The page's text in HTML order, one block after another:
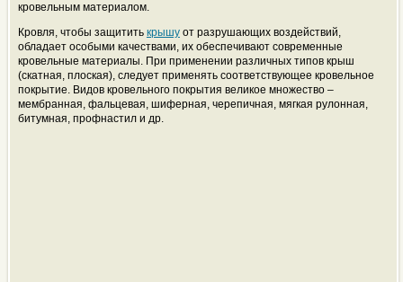
кровельным материалом.
Кровля, чтобы защитить крышуот разрушающих воздействий,
обладает особыми качествами, их обеспечивают современные
кровельные материалы. При применении различных типов крыш
(скатная, плоская), следует применять соответствующее кровельное
покрытие. Видов кровельного покрытия великое множество –
мембранная, фальцевая, шиферная, черепичная, мягкая рулонная,
битумная, профнастил и др.